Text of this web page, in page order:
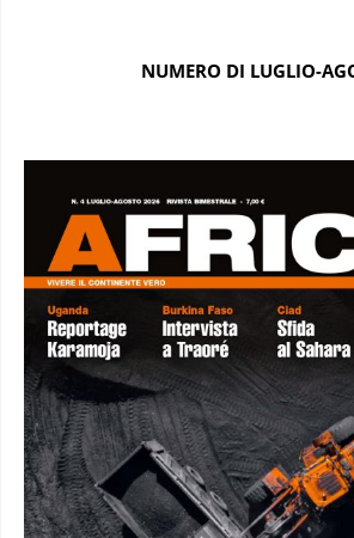
NUMERO DI LUGLIO-